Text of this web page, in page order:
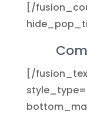
[/
[/